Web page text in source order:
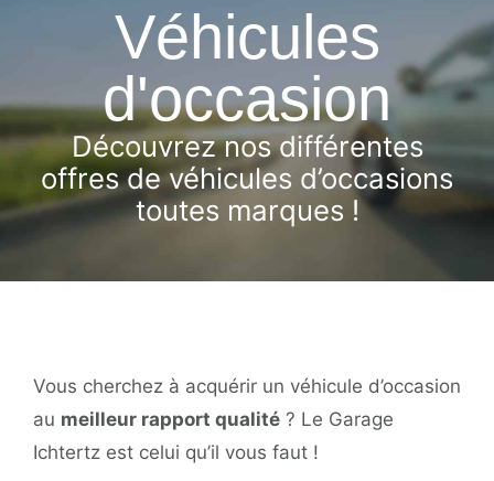
Véhicules
d'occasion
Découvrez nos différentes
offres de véhicules d’occasions
toutes marques !
Vous cherchez à acquérir un véhicule d’occasion
au meilleur rapport qualité ? Le Garage
Ichtertz est celui qu’il vous faut !